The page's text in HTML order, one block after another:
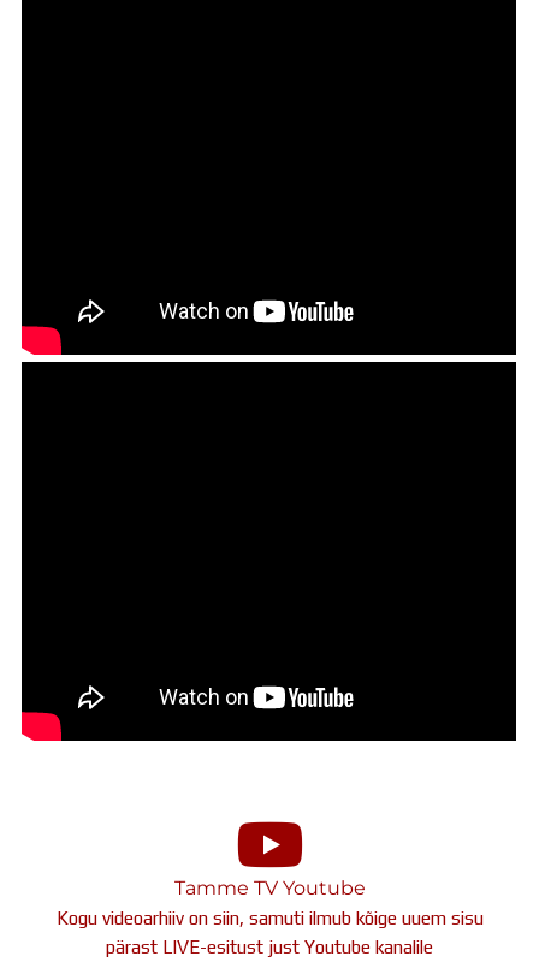
Tamme TV Youtube
Kogu videoarhiiv on siin, samuti ilmub kõige uuem sisu
pärast LIVE-esitust just Youtube kanalile